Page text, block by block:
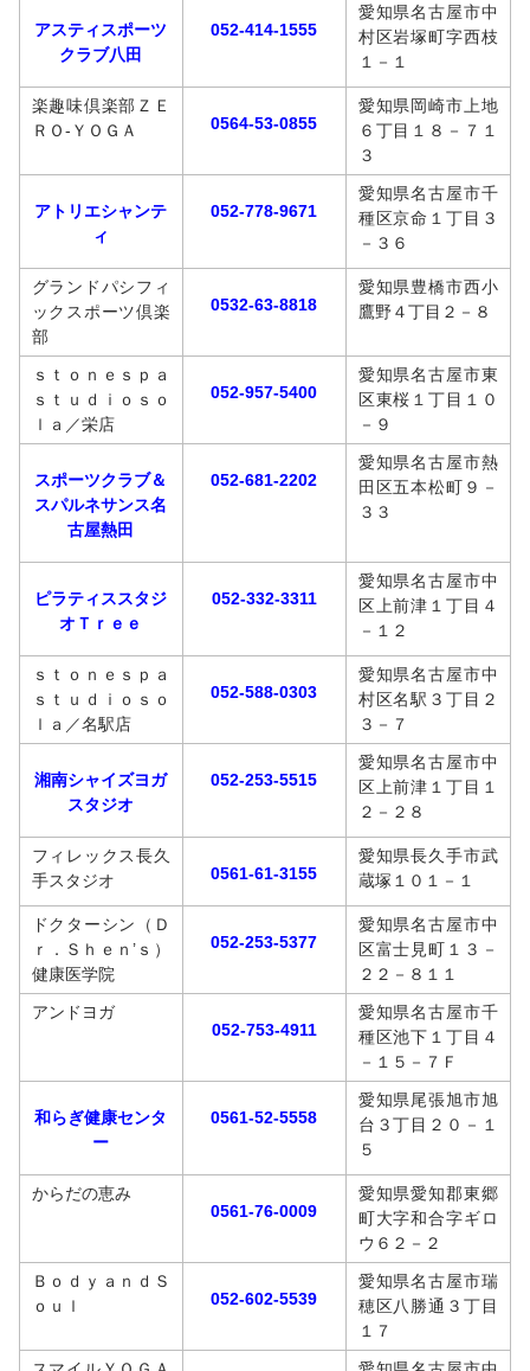
アスティスポーツ
クラブ八田
052-414-1555
愛知県名古屋市中
村区岩塚町字西枝
１－１
楽趣味倶楽部ＺＥ
ＲＯ‐ＹＯＧＡ
0564-53-0855
愛知県岡崎市上地
６丁目１８－７１
３
アトリエシャンテ
ィ
052-778-9671
愛知県名古屋市千
種区京命１丁目３
－３６
グランドパシフィ
ックスポーツ倶楽
部
0532-63-8818
愛知県豊橋市西小
鷹野４丁目２－８
ｓｔｏｎｅｓｐａ
ｓｔｕｄｉｏｓｏ
ｌａ／栄店
052-957-5400
愛知県名古屋市東
区東桜１丁目１０
－９
スポーツクラブ＆
スパルネサンス名
古屋熱田
052-681-2202
愛知県名古屋市熱
田区五本松町９－
３３
ピラティススタジ
オＴｒｅｅ
052-332-3311
愛知県名古屋市中
区上前津１丁目４
－１２
ｓｔｏｎｅｓｐａ
ｓｔｕｄｉｏｓｏ
ｌａ／名駅店
052-588-0303
愛知県名古屋市中
村区名駅３丁目２
３－７
湘南シャイズヨガ
スタジオ
052-253-5515
愛知県名古屋市中
区上前津１丁目１
２－２８
フィレックス長久
手スタジオ
0561-61-3155
愛知県長久手市武
蔵塚１０１－１
ドクターシン（Ｄ
ｒ．Ｓｈｅｎ’ｓ）
健康医学院
052-253-5377
愛知県名古屋市中
区富士見町１３－
２２－８１１
アンドヨガ
052-753-4911
愛知県名古屋市千
種区池下１丁目４
－１５－７Ｆ
和らぎ健康センタ
ー
0561-52-5558
愛知県尾張旭市旭
台３丁目２０－１
５
からだの恵み
0561-76-0009
愛知県愛知郡東郷
町大字和合字ギロ
ウ６２－２
ＢｏｄｙａｎｄＳ
ｏｕｌ
052-602-5539
愛知県名古屋市瑞
穂区八勝通３丁目
１７